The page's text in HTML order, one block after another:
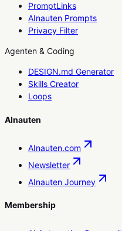
PromptLinks
AInauten Prompts
Privacy Filter
Agenten & Coding
DESIGN.md Generator
Skills Creator
Loops
AInauten
AInauten.com
Newsletter
AInauten Journey
Membership